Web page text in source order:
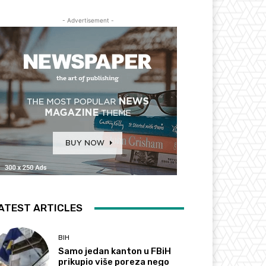
- Advertisement -
ARTICLES
BIH
Samo jedan kanton u FBiH
prikupio više poreza nego